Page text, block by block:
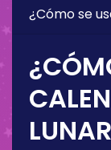
¿Cómo se